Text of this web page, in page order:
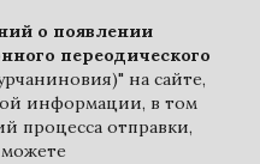
о появлении
переодического
на сайте,
информации, в том
процесса отправки,